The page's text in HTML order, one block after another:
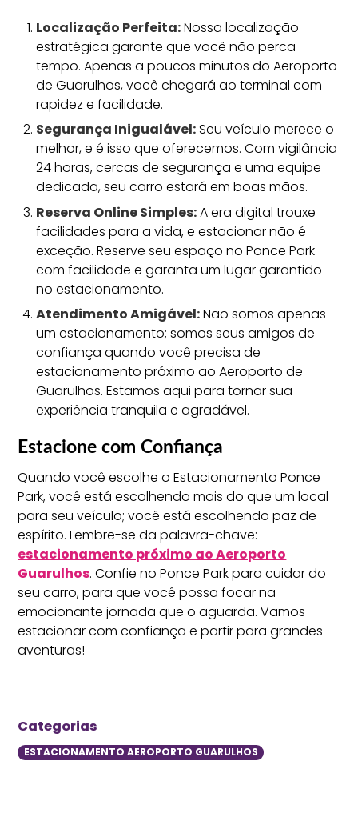
Localização Perfeita:Nossa localização
estratégica garante que você não perca
tempo. Apenas a poucos minutos do Aeroporto
de Guarulhos, você chegará ao terminal com
rapidez e facilidade.
Segurança Inigualável:Seu veículo merece o
melhor, e é isso que oferecemos. Com vigilância
24 horas, cercas de segurança e uma equipe
dedicada, seu carro estará em boas mãos.
Reserva Online Simples:A era digital trouxe
facilidades para a vida, e estacionar não é
exceção. Reserve seu espaço no Ponce Park
com facilidade e garanta um lugar garantido
no estacionamento.
Atendimento Amigável:Não somos apenas
um estacionamento; somos seus amigos de
confiança quando você precisa de
estacionamento próximo ao Aeroporto de
Guarulhos. Estamos aqui para tornar sua
experiência tranquila e agradável.
Estacione com Confiança
Quando você escolhe o Estacionamento Ponce
Park, você está escolhendo mais do que um local
para seu veículo; você está escolhendo paz de
espírito. Lembre-se da palavra-chave:
estacionamento próximo ao Aeroporto
Guarulhos. Confie no Ponce Park para cuidar do
seu carro, para que você possa focar na
emocionante jornada que o aguarda. Vamos
estacionar com confiança e partir para grandes
aventuras!
Categorias
ESTACIONAMENTO AEROPORTO GUARULHOS